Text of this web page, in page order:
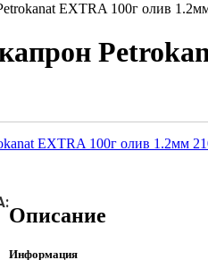
EXTRA 100г олив
Описание
Информация